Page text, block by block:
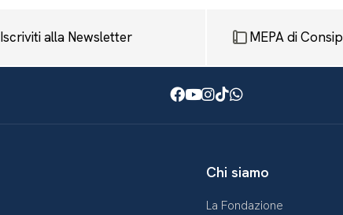
Iscriviti alla Newsletter MEPA di Consip
Facebook
Youtube
Instagram
TikTok
WhatsApp
Chi siamo
La Fondazione